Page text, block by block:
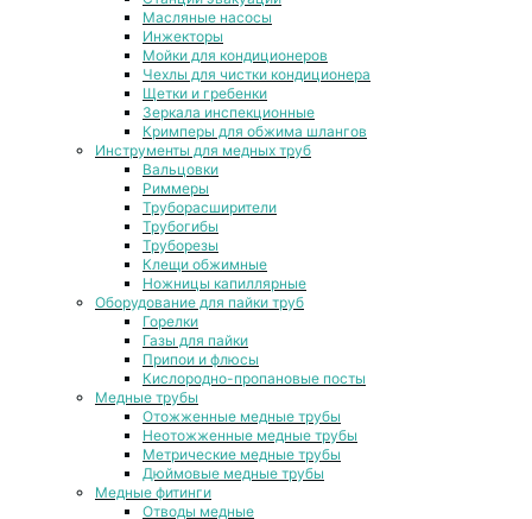
Масляные насосы
Инжекторы
Мойки для кондиционеров
Чехлы для чистки кондиционера
Щетки и гребенки
Зеркала инспекционные
Кримперы для обжима шлангов
Инструменты для медных труб
Вальцовки
Риммеры
Труборасширители
Трубогибы
Труборезы
Клещи обжимные
Ножницы капиллярные
Оборудование для пайки труб
Горелки
Газы для пайки
Припои и флюсы
Кислородно-пропановые посты
Медные трубы
Отожженные медные трубы
Неотожженные медные трубы
Метрические медные трубы
Дюймовые медные трубы
Медные фитинги
Отводы медные